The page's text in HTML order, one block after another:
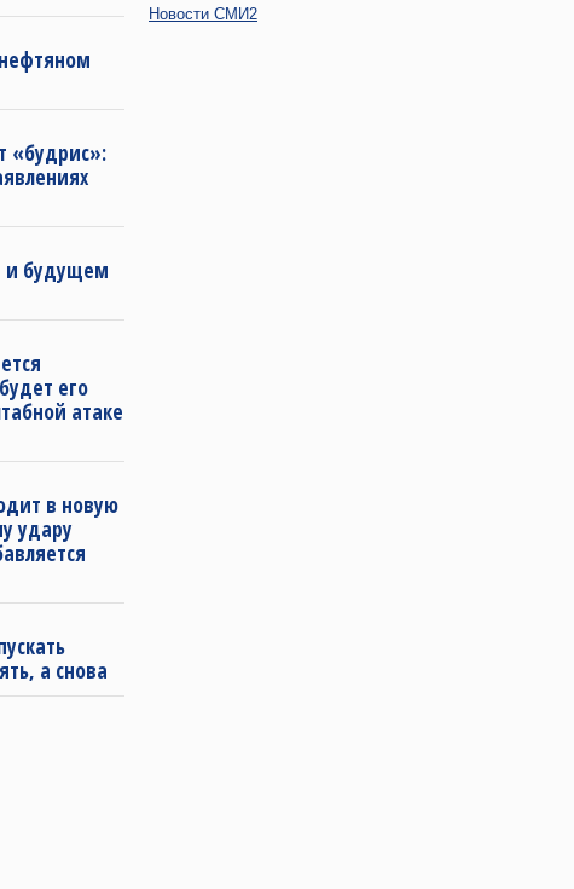
«будрис»:
и будущем
его
атаке
в новую
удару
а снова
Новости СМИ2